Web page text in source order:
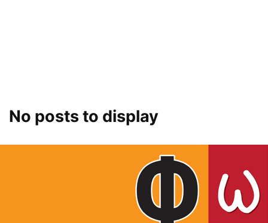
No posts to display